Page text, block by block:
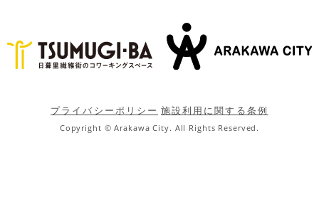
プライバシーポリシー 施設利用に関する条例
Copyright © Arakawa City. All Rights Reserved.